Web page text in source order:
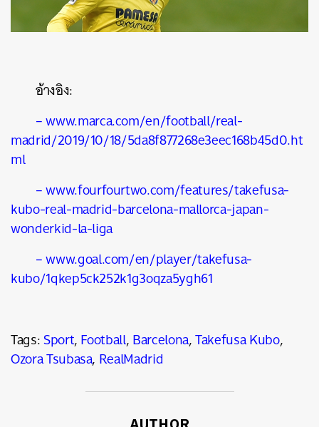
อ้างอิง:
– www.marca.com/en/football/real-
madrid/2019/10/18/5da8f877268e3eec168b45d0.ht
ml
– www.fourfourtwo.com/features/takefusa-
kubo-real-madrid-barcelona-mallorca-japan-
wonderkid-la-liga
– www.goal.com/en/player/takefusa-
kubo/1qkep5ck252k1g3oqza5ygh61
Tags:Sport,Football,Barcelona,Takefusa Kubo,
Ozora Tsubasa, RealMadrid